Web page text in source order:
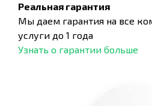
Реальная гарантия
Мы даем гарантия на все
услуги до 1 года
Узнать о гарантии больше